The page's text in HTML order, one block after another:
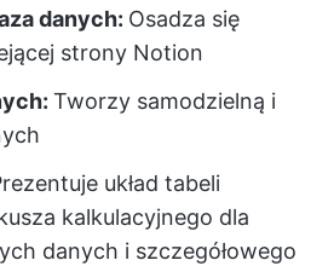
danych: Osadza się
strony Notion
Tworzy samodzielną i
układ tabeli
kalkulacyjnego dla
danych i szczegółowego